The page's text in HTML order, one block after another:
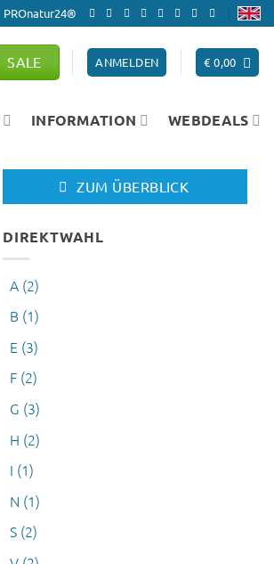
PROnatur24®
SALE ANMELDEN € 0,00
INFORMATION WEBDEALS
ZUM ÜBERBLICK
DIREKTWAHL
A (2)
B (1)
E (3)
F (2)
G (3)
H (2)
I (1)
N (1)
S (2)